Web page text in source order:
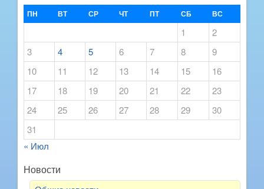
ПН ВТ СР ЧТ ПТ СБ ВС
1
2
3
4 5 6 7 8
9
10
11 12 13 14 15
16
17
18 19 20 21 22
23
24
25 26 27 28 29
30
31
« Июл
Новости